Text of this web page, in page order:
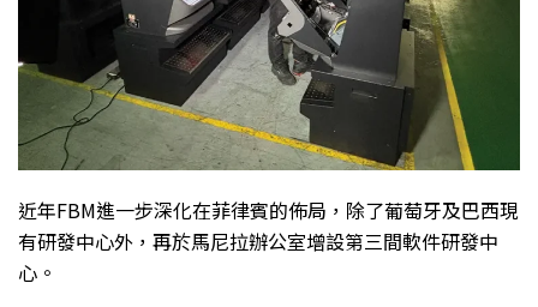
近年FBM進一步深化在菲律賓的佈局，除了葡萄牙及巴西現
有研發中心外，再於馬尼拉辦公室增設第三間軟件研發中
心。